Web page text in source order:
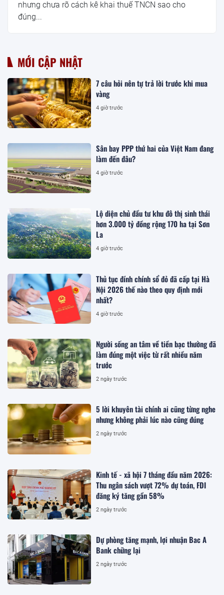
nhưng chưa rõ cách kê khai thuế TNCN sao cho
đúng...
MỚI CẬP NHẬT
7 câu hỏi nên tự trả lời trước khi mua
vàng
4 giờ trước
Sân bay PPP thứ hai của Việt Nam đang
làm đến đâu?
4 giờ trước
Lộ diện chủ đầu tư khu đô thị sinh thái
hơn 3.000 tỷ đồng rộng 170 ha tại Sơn
La
4 giờ trước
Thủ tục đính chính sổ đỏ đã cấp tại Hà
Nội 2026 thế nào theo quy định mới
nhất?
4 giờ trước
Người sống an tâm về tiền bạc thường đã
làm đúng một việc từ rất nhiều năm
trước
2 ngày trước
5 lời khuyên tài chính ai cũng từng nghe
nhưng không phải lúc nào cũng đúng
2 ngày trước
Kinh tế - xã hội 7 tháng đầu năm 2026:
Thu ngân sách vượt 72% dự toán, FDI
đăng ký tăng gần 58%
2 ngày trước
Dự phòng tăng mạnh, lợi nhuận Bac A
Bank chững lại
2 ngày trước